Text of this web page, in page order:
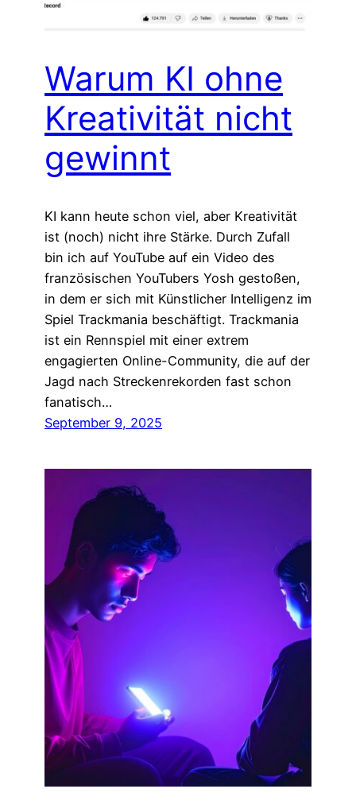
Warum KI ohne
Kreativität nicht
gewinnt
KI kann heute schon viel, aber Kreativität
ist (noch) nicht ihre Stärke. Durch Zufall
bin ich auf YouTube auf ein Video des
französischen YouTubers Yosh gestoßen,
in dem er sich mit Künstlicher Intelligenz im
Spiel Trackmania beschäftigt. Trackmania
ist ein Rennspiel mit einer extrem
engagierten Online-Community, die auf der
Jagd nach Streckenrekorden fast schon
fanatisch…
September 9, 2025